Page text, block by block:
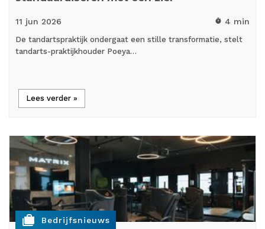
11 jun 2026 timer 4 min
De tandartspraktijk ondergaat een stille transformatie, stelt
tandarts-praktijkhouder Poeya…
Lees verder »
cases Bedrijfsnieuws